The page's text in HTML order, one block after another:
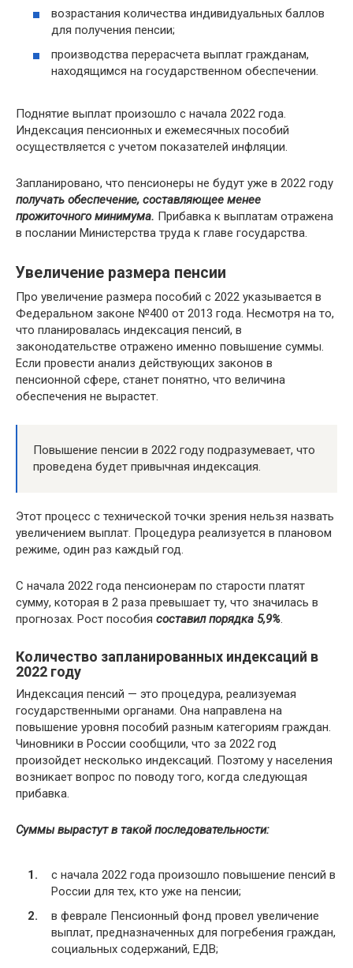
возрастания количества индивидуальных баллов
для получения пенсии;
производства перерасчета выплат гражданам,
находящимся на государственном обеспечении.
Поднятие выплат произошло с начала 2022 года.
Индексация пенсионных и ежемесячных пособий
осуществляется с учетом показателей инфляции.
Запланировано, что пенсионеры не будут уже в 2022 году
получать обеспечение, составляющее менее
прожиточного минимума. Прибавка к выплатам отражена
в послании Министерства труда к главе государства.
Увеличение размера пенсии
Про увеличение размера пособий с 2022 указывается в
Федеральном законе №400 от 2013 года. Несмотря на то,
что планировалась индексация пенсий, в
законодательстве отражено именно повышение суммы.
Если провести анализ действующих законов в
пенсионной сфере, станет понятно, что величина
обеспечения не вырастет.
Повышение пенсии в 2022 году подразумевает, что
проведена будет привычная индексация.
Этот процесс с технической точки зрения нельзя назвать
увеличением выплат. Процедура реализуется в плановом
режиме, один раз каждый год.
С начала 2022 года пенсионерам по старости платят
сумму, которая в 2 раза превышает ту, что значилась в
прогнозах. Рост пособия составил порядка 5,9%.
Количество запланированных индексаций в
2022 году
Индексация пенсий — это процедура, реализуемая
государственными органами. Она направлена на
повышение уровня пособий разным категориям граждан.
Чиновники в России сообщили, что за 2022 год
произойдет несколько индексаций. Поэтому у населения
возникает вопрос по поводу того, когда следующая
прибавка.
Суммы вырастут в такой последовательности:
с начала 2022 года произошло повышение пенсий в
России для тех, кто уже на пенсии;
в феврале Пенсионный фонд провел увеличение
выплат, предназначенных для погребения граждан,
социальных содержаний, ЕДВ;